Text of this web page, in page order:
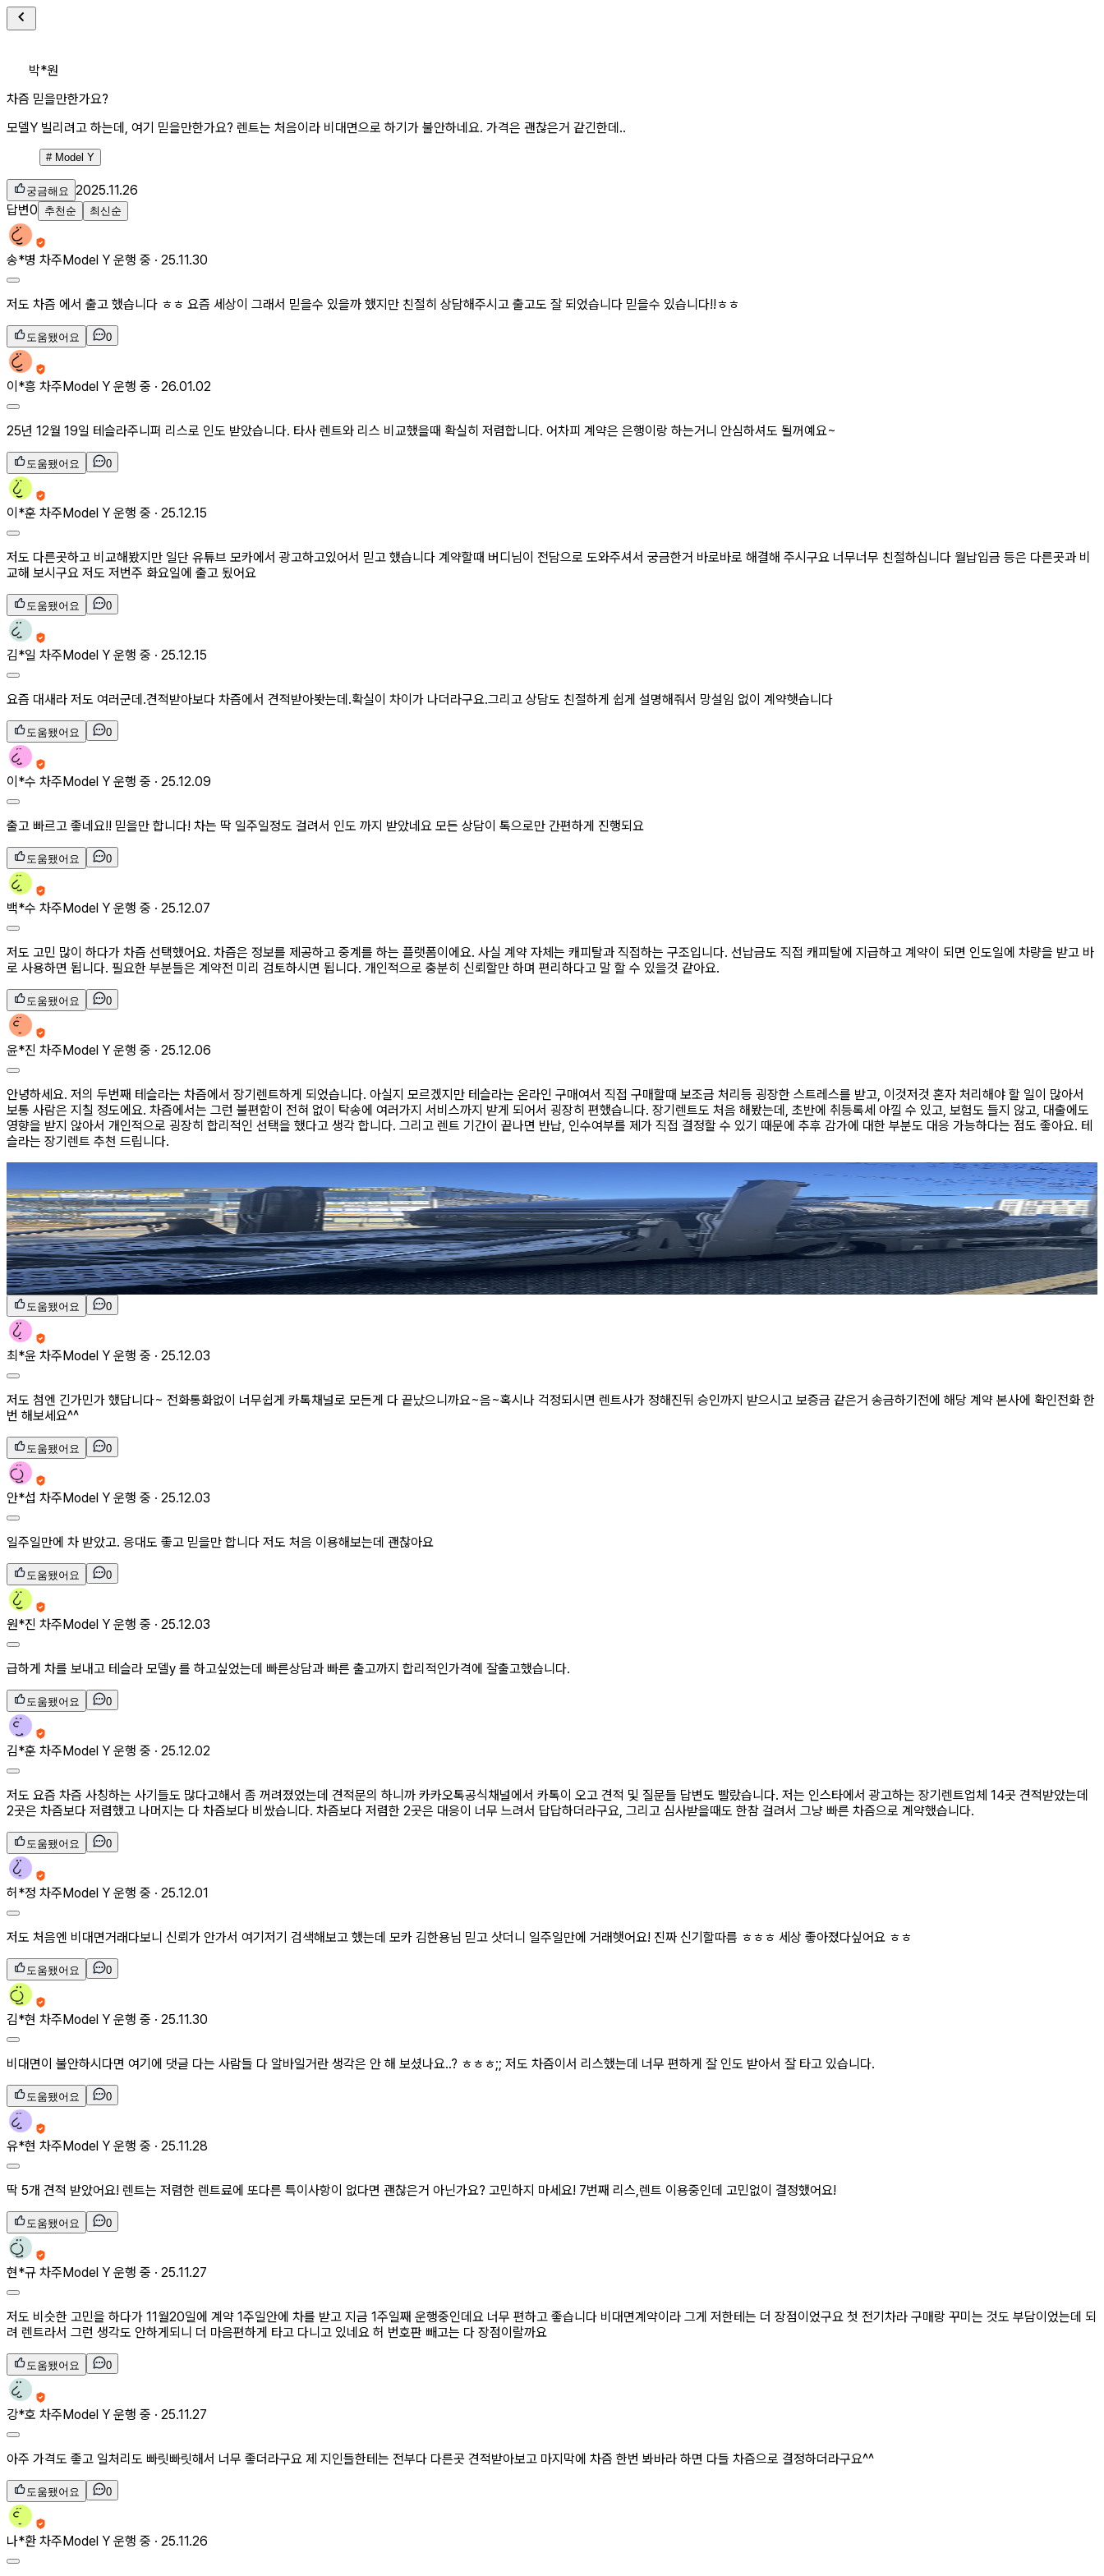
박*원
차즘 믿을만한가요?
모델Y 빌리려고 하는데, 여기 믿을만한가요? 렌트는 처음이라 비대면으로 하기가 불안하네요. 가격은 괜찮은거 같긴한데..
# Model Y
궁금해요 2025.11.26
답변0 추천순 최신순
송*병 차주Model Y 운행 중 · 25.11.30
저도 차즘 에서 출고 했습니다 ㅎㅎ 요즘 세상이 그래서 믿을수 있을까 했지만 친절히 상담해주시고 출고도 잘 되었습니다 믿을수 있습니다!!ㅎㅎ
도움됐어요 0
이*흥 차주Model Y 운행 중 · 26.01.02
25년 12월 19일 테슬라주니퍼 리스로 인도 받았습니다. 타사 렌트와 리스 비교했을때 확실히 저렴합니다. 어차피 계약은 은행이랑 하는거니 안심하셔도 될꺼예요~
도움됐어요 0
이*훈 차주Model Y 운행 중 · 25.12.15
저도 다른곳하고 비교해봤지만 일단 유튜브 모카에서 광고하고있어서 믿고 했습니다 계약할때 버디님이 전담으로 도와주셔서 궁금한거 바로바로 해결해 주시구요 너무너무 친절하십니다 월납입금 등은 다른곳과 비
교해 보시구요 저도 저번주 화요일에 출고 됬어요
도움됐어요 0
김*일 차주Model Y 운행 중 · 25.12.15
요즘 대새라 저도 여러군데.견적받아보다 차즘에서 견적받아봣는데.확실이 차이가 나더라구요.그리고 상담도 친절하게 쉽게 설명해줘서 망설임 없이 계약햇습니다
도움됐어요 0
이*수 차주Model Y 운행 중 · 25.12.09
출고 빠르고 좋네요!! 믿을만 합니다! 차는 딱 일주일정도 걸려서 인도 까지 받았네요 모든 상담이 톡으로만 간편하게 진행되요
도움됐어요 0
백*수 차주Model Y 운행 중 · 25.12.07
저도 고민 많이 하다가 차즘 선택했어요. 차즘은 정보를 제공하고 중계를 하는 플랫폼이에요. 사실 계약 자체는 캐피탈과 직접하는 구조입니다. 선납금도 직접 캐피탈에 지급하고 계약이 되면 인도일에 차량을 받고 바
로 사용하면 됩니다. 필요한 부분들은 계약전 미리 검토하시면 됩니다. 개인적으로 충분히 신뢰할만 하며 편리하다고 말 할 수 있을것 같아요.
도움됐어요 0
윤*진 차주Model Y 운행 중 · 25.12.06
안녕하세요. 저의 두번째 테슬라는 차즘에서 장기렌트하게 되었습니다. 아실지 모르겠지만 테슬라는 온라인 구매여서 직접 구매할때 보조금 처리등 굉장한 스트레스를 받고, 이것저것 혼자 처리해야 할 일이 많아서
보통 사람은 지칠 정도에요. 차즘에서는 그런 불편함이 전혀 없이 탁송에 여러가지 서비스까지 받게 되어서 굉장히 편했습니다. 장기렌트도 처음 해봤는데, 초반에 취등록세 아낄 수 있고, 보험도 들지 않고, 대출에도
영향을 받지 않아서 개인적으로 굉장히 합리적인 선택을 했다고 생각 합니다. 그리고 렌트 기간이 끝나면 반납, 인수여부를 제가 직접 결정할 수 있기 때문에 추후 감가에 대한 부분도 대응 가능하다는 점도 좋아요. 테
슬라는 장기렌트 추천 드립니다.
도움됐어요 0
최*윤 차주Model Y 운행 중 · 25.12.03
저도 첨엔 긴가민가 했답니다~ 전화통화없이 너무쉽게 카톡채널로 모든게 다 끝났으니까요~음~혹시나 걱정되시면 렌트사가 정해진뒤 승인까지 받으시고 보증금 같은거 송금하기전에 해당 계약 본사에 확인전화 한
번 해보세요^^
도움됐어요 0
안*섭 차주Model Y 운행 중 · 25.12.03
일주일만에 차 받았고. 응대도 좋고 믿을만 합니다 저도 처음 이용해보는데 괜찮아요
도움됐어요 0
원*진 차주Model Y 운행 중 · 25.12.03
급하게 차를 보내고 테슬라 모델y 를 하고싶었는데 빠른상담과 빠른 출고까지 합리적인가격에 잘출고했습니다.
도움됐어요 0
김*훈 차주Model Y 운행 중 · 25.12.02
저도 요즘 차즘 사칭하는 사기들도 많다고해서 좀 꺼려졌었는데 견적문의 하니까 카카오톡공식채널에서 카톡이 오고 견적 및 질문들 답변도 빨랐습니다. 저는 인스타에서 광고하는 장기렌트업체 14곳 견적받았는데
2곳은 차즘보다 저렴했고 나머지는 다 차즘보다 비쌌습니다. 차즘보다 저렴한 2곳은 대응이 너무 느려서 답답하더라구요, 그리고 심사받을때도 한참 걸려서 그냥 빠른 차즘으로 계약했습니다.
도움됐어요 0
허*정 차주Model Y 운행 중 · 25.12.01
저도 처음엔 비대면거래다보니 신뢰가 안가서 여기저기 검색해보고 했는데 모카 김한용님 믿고 삿더니 일주일만에 거래햇어요! 진짜 신기할따름 ㅎㅎㅎ 세상 좋아졌다싶어요 ㅎㅎ
도움됐어요 0
김*현 차주Model Y 운행 중 · 25.11.30
비대면이 불안하시다면 여기에 댓글 다는 사람들 다 알바일거란 생각은 안 해 보셨나요..? ㅎㅎㅎ;; 저도 차즘이서 리스했는데 너무 편하게 잘 인도 받아서 잘 타고 있습니다.
도움됐어요 0
유*현 차주Model Y 운행 중 · 25.11.28
딱 5개 견적 받았어요! 렌트는 저렴한 렌트료에 또다른 특이사항이 없다면 괜찮은거 아닌가요? 고민하지 마세요! 7번째 리스,렌트 이용중인데 고민없이 결정했어요!
도움됐어요 0
현*규 차주Model Y 운행 중 · 25.11.27
저도 비슷한 고민을 하다가 11월20일에 계약 1주일안에 차를 받고 지금 1주일째 운행중인데요 너무 편하고 좋습니다 비대면계약이라 그게 저한테는 더 장점이었구요 첫 전기차라 구매랑 꾸미는 것도 부담이었는데 되
려 렌트라서 그런 생각도 안하게되니 더 마음편하게 타고 다니고 있네요 허 번호판 빼고는 다 장점이랄까요
도움됐어요 0
강*호 차주Model Y 운행 중 · 25.11.27
아주 가격도 좋고 일처리도 빠릿빠릿해서 너무 좋더라구요 제 지인들한테는 전부다 다른곳 견적받아보고 마지막에 차즘 한번 봐바라 하면 다들 차즘으로 결정하더라구요^^
도움됐어요 0
나*환 차주Model Y 운행 중 · 25.11.26